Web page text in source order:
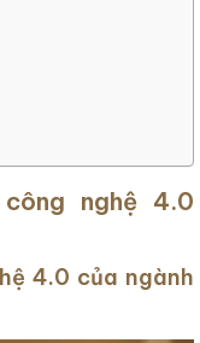
nghệ 4.0
4.0 của ngành